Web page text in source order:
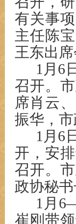
有关事
主任陈
王东出席
1月6
召开。
席肖云
振华，
1月6
开，安
召开。
政协秘书
1月6
崔刚带